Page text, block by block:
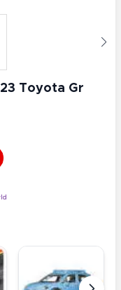
Toyota Gr